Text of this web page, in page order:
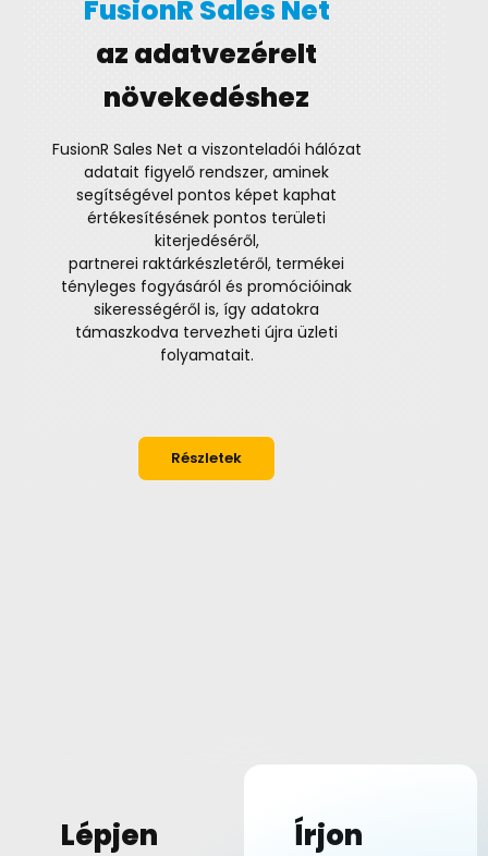
FusionR Sales Net
az adatvezérelt
növekedéshez
FusionR Sales Net a viszonteladói hálózat
adatait figyelő rendszer, aminek
segítségével pontos képet kaphat
értékesítésének pontos területi
kiterjedéséről,
partnerei raktárkészletéről, termékei
tényleges fogyásáról és promócióinak
sikerességéről is, így adatokra
támaszkodva tervezheti újra üzleti
folyamatait.
Részletek
Lépjen
Írjon